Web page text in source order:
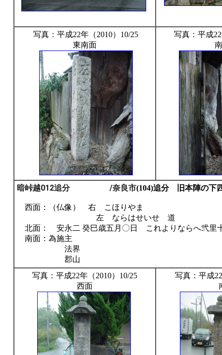
写真：平成22年（2010）10/25
東南面
写真：平成
暗峠越012追分 /奈良市(104)追分 旧本陣の下
西面：（仏像） 右 こほりやま
左 ならはせいせ 道
北面： 安永二 癸巳歳五月〇日 これよりならへ弐里
南面：為施主
法界
郡山
写真：平成22年（2010）10/25
西面
写真：平成